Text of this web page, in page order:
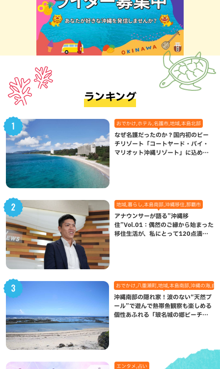
ランキング
おでかけ,ホテル,名護市,地域,本島北部
なぜ名護だったのか？国内初のビー
チリゾート「コートヤード・バイ・
マリオット沖縄リゾート」に込めら
地域,暮らし,本島南部,沖縄移住,那覇市
アナウンサーが語る”沖縄移
住”Vol.01：偶然のご縁から始まった
移住生活が、私にとって120点満点
おでかけ,八重瀬町,地域,本島南部,沖縄の海,自
沖縄南部の隠れ家！波のない“天然プ
ール”で遊んで熱帯魚観察も楽しめる
個性あふれる「玻名城の郷ビーチ」
エンタメ,占い